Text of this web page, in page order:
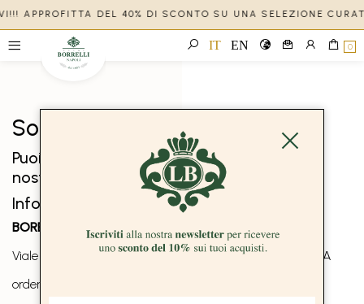
APPROFITTA DEL 40% DI SCONTO SU UNA SELEZIONE
IT EN 0
Solo in negozio
Puoi trovare questo articolo solo presso i
nostri punti vendita:
Info contatti
BOREAL 1957 s.r.l.
Viale dei platani, 29 80040 San Sebastiano al Vesuvio, NA
orders@boreal1957.com